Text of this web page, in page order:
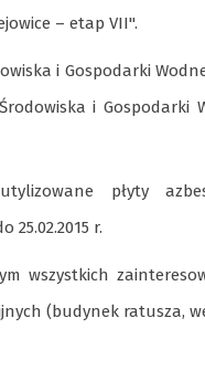
– etap VII".
i Gospodarki
i Gospodarki
płyty
25.02.2015 r.
wszystkich
(budynek ratusza,